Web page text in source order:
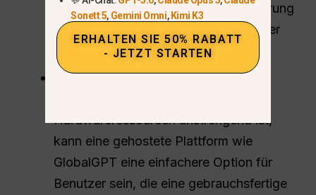
Dies ist ausschließlich für die Ausführung
einfacher OpenClaw-Agenten mit einer
Aufgabe gedacht.
Wenn die Konfiguration von Linux-
Hardwareressourcen anstrengend ist,
kann eine gehostete Plattform wie
GlobalGPT eine einfachere Option für
Benutzer sein, die eine gebrauchsfertige
Sonett 5, Gemini Omni,Kimi K3
ERHALTEN SIE 50% RABATT
- JETZT STARTEN